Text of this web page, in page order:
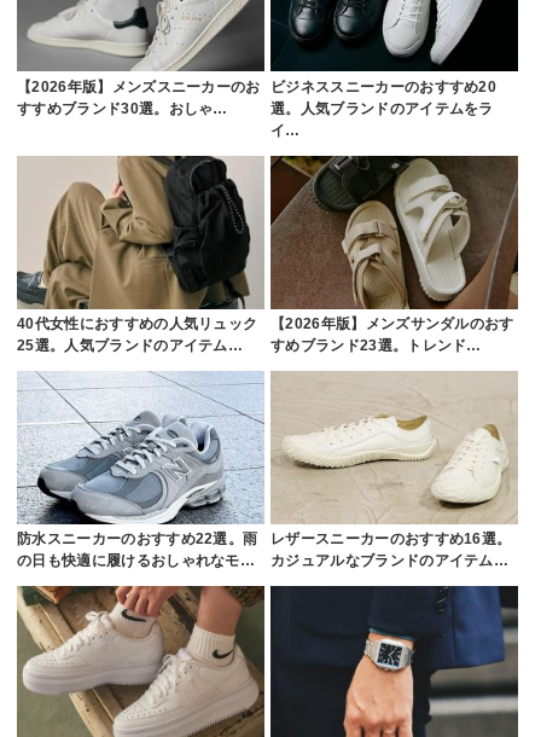
【2026年版】メンズスニーカーのお
すすめブランド30選。おしゃ…
ビジネススニーカーのおすすめ20
選。人気ブランドのアイテムをラ
イ…
40代女性におすすめの人気リュック
25選。人気ブランドのアイテム…
【2026年版】メンズサンダルのおす
すめブランド23選。トレンド…
防水スニーカーのおすすめ22選。雨
の日も快適に履けるおしゃれなモ…
レザースニーカーのおすすめ16選。
カジュアルなブランドのアイテム…